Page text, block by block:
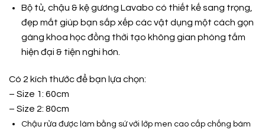
Bộ tủ, chậu & kệ gương Lavabo có thiết kế sang trọng,
đẹp mắt giúp bạn sắp xếp các vật dụng một cách gọn
gàng khoa học đồng thời tạo không gian phòng tắm
hiện đại & tiện nghi hơn.
Có 2 kích thước để bạn lựa chọn:
– Size 1: 60cm
– Size 2: 80cm
Chậu rửa được làm bằng sứ với lớp men cao cấp chống bám